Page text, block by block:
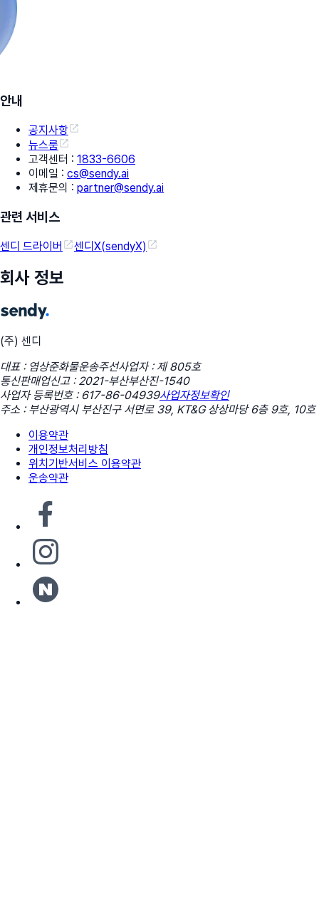
안내
공지사항
뉴스룸
고객센터 : 1833-6606
이메일 : cs@sendy.ai
제휴문의 : partner@sendy.ai
관련 서비스
센디 드라이버 센디X(sendyX)
회사 정보
(주) 센디
대표 : 염상준화물운송주선사업자 : 제 805호
통신판매업신고 : 2021-부산부산진-1540
사업자 등록번호 : 617-86-04939사업자정보확인
주소 : 부산광역시 부산진구 서면로 39, KT&G 상상마당 6층 9호, 10호
이용약관
개인정보처리방침
위치기반서비스 이용약관
운송약관